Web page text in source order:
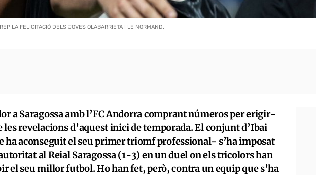
LA FELICITACIÓ DELS JOVES OLABARRIETA I LE NORMAND.
a Saragossa amb l’FC Andorra comprant números per erigir-
les revelacions d’aquest inici de temporada. El conjunt d’Ibai
ha aconseguit el seu primer triomf professional- s’ha imposat
al Reial Saragossa (1-3) en un duel on els tricolors han
el seu millor futbol. Ho han fet, però, contra un equip que s’ha